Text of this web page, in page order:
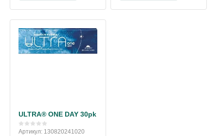
ULTRA® ONE DAY 30pk
Артикул: 130820241020